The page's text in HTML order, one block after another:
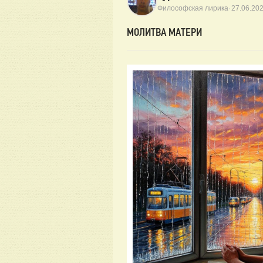
Философская лирика·
МОЛИТВА МАТЕРИ